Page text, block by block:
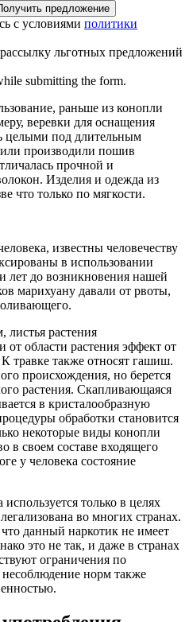
с условиями политики
льготных предложений
submitting the form.
раньше из конопли
веревки для оснащения
целыми под длительным
производили пошив
прочной и
Изделия и одежда из
что только по мягкости.
известны человечеству
в использовании
лет до возникновения нашей
марихуану давали от рвоты,
листья растения
области растения эффект от
травке также относят гашиш.
происхождения, но берется
растения. Скапливающаяся
в кристалообразную
обработки становится
некоторые виды конопли
в своем составе входящего
у человека состояние
только в целях
во многих странах.
данный наркотик не имеет
это не так, и даже в странах
ограничения по
норм также